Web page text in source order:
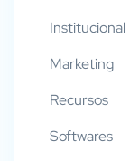
Institucional
Marketing
Recursos
Softwares